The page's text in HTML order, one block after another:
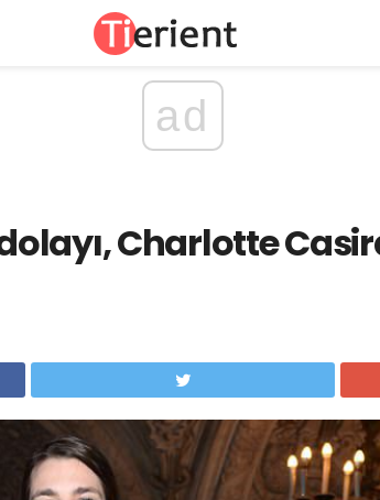
ad
Charlotte